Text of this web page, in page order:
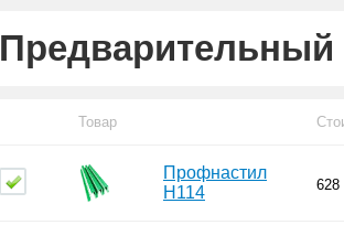
Предварительный
Товар
Профнастил
Н114
628